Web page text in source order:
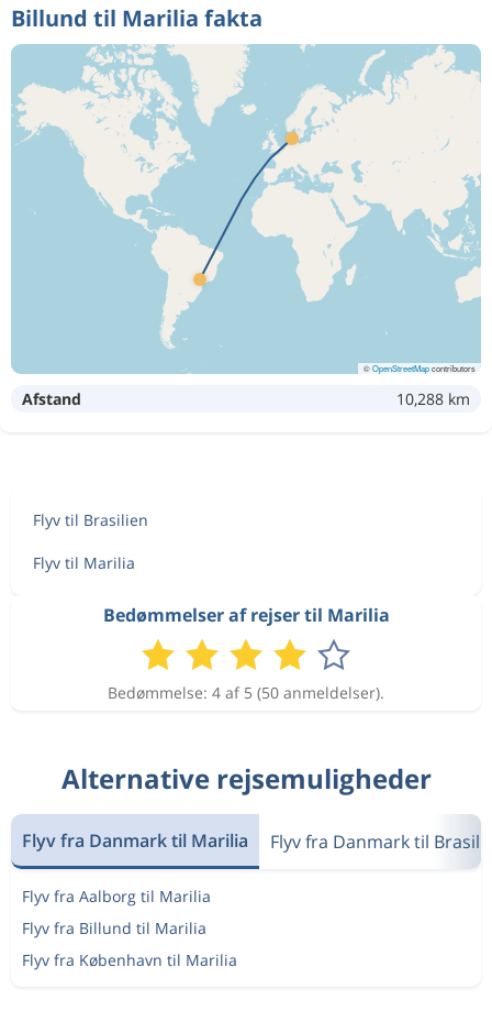
Billund til Marilia fakta
©OpenStreetMapcontributors
Afstand 10,288 km
Flyv til Brasilien
Flyv til Marilia
Bedømmelser af rejser til Marilia
Bedømmelse: 4 af 5 (50 anmeldelser).
Alternative rejsemuligheder
Flyv fra Danmark til Marilia Flyv fra Danmark til
Flyv fra Aalborg til Marilia
Flyv fra Billund til Marilia
Flyv fra København til Marilia